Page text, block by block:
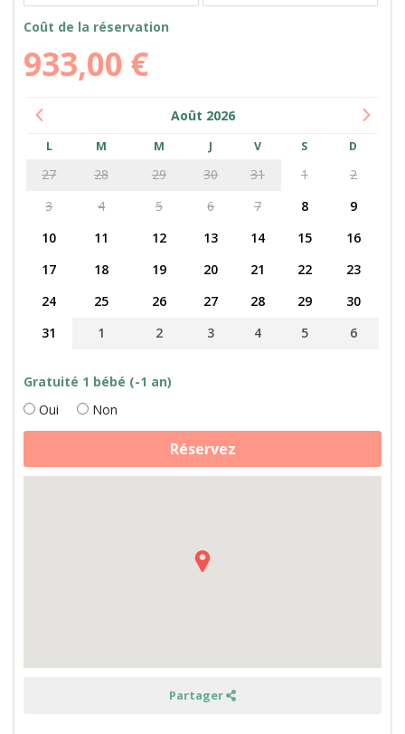
Coût de la réservation
933,00 €
Août 2026
L M M J V S D
27 28 29 30 31 1
2
3
4 5 6 7 8
9
10
11 12 13 14 15
16
17
18 19 20 21 22
23
24
25 26 27 28 29
30
31
1 2 3 4 5 6
Gratuité 1 bébé (-1 an)
Oui
Non
quantité
Fabrication
de
Réservez
Partager